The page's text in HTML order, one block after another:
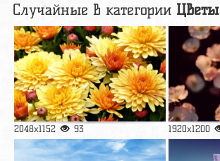
Случайные в категории Цветы
2048x1152 93 1920x1200